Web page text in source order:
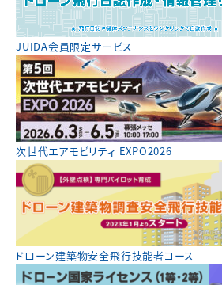
JUIDA会員限定サービス
次世代エアモビリティ EXPO2026
ドローン建築物安全飛行技能者コース